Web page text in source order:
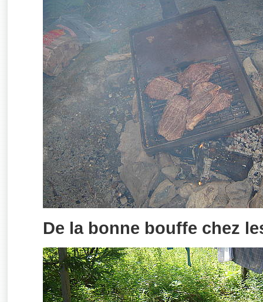
De la bonne bouffe chez